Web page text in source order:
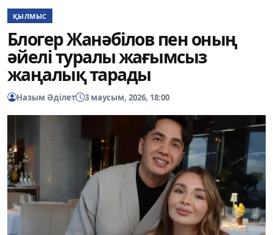
ҚЫЛМЫС
Блогер Жанәбілов пен оның
әйелі туралы жағымсыз
жаңалық тарады
Назым Әділет 3 маусым, 2026, 18:00